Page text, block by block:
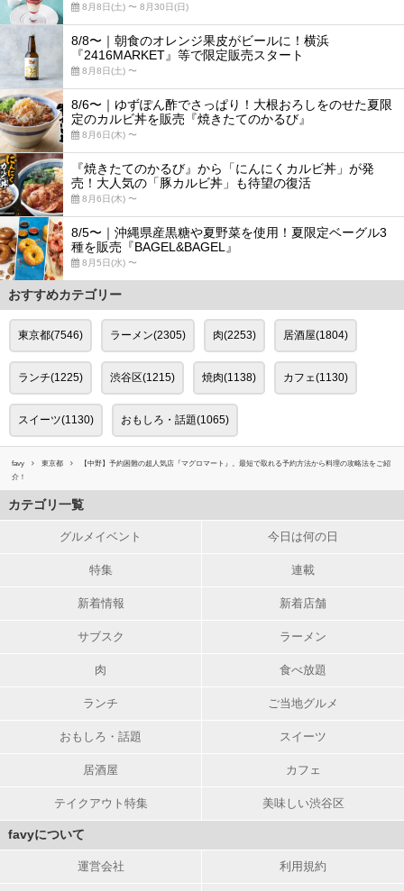
8月8日(土) 〜 8月30日(日)
8/8〜｜朝食のオレンジ果皮がビールに！横浜
『2416MARKET』等で限定販売スタート
8月8日(土) 〜
8/6〜｜ゆずぽん酢でさっぱり！大根おろしをのせた夏限
定のカルビ丼を販売『焼きたてのかるび』
8月6日(木) 〜
『焼きたてのかるび』から「にんにくカルビ丼」が発
売！大人気の「豚カルビ丼」も待望の復活
8月6日(木) 〜
8/5〜｜沖縄県産黒糖や夏野菜を使用！夏限定ベーグル3
種を販売『BAGEL&BAGEL』
8月5日(水) 〜
おすすめカテゴリー
東京都(7546) ラーメン(2305) 肉(2253) 居酒屋(1804)
ランチ(1225) 渋谷区(1215) 焼肉(1138) カフェ(1130)
スイーツ(1130) おもしろ・話題(1065)
favy 東京都
【中野】予約困難の超人気店『マグロマート』。最短で取れる予約方法から料理の攻略法をご紹
介！
カテゴリ一覧
グルメイベント 今日は何の日
特集 連載
新着情報 新着店舗
サブスク ラーメン
肉 食べ放題
ランチ ご当地グルメ
おもしろ・話題 スイーツ
居酒屋 カフェ
テイクアウト特集 美味しい渋谷区
favyについて
運営会社 利用規約